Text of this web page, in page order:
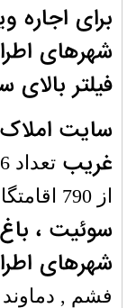
برای اجاره
شهرهای
فیلتر
سایت املاک
غریب
از 790 اقامتگاه در استان تهران ،
سوئیت ،
شهرهای
فشم , دماوند